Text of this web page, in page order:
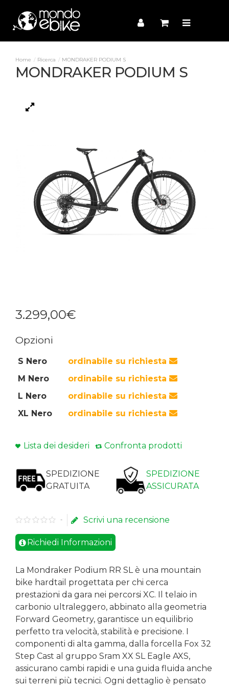
Ricerca MONDRAKER PODIUM S
MONDRAKER PODIUM S
3.299,00€
Opzioni
S Nero
ordinabile su richiesta
M Nero
ordinabile su richiesta
L Nero
ordinabile su richiesta
XL Nero
ordinabile su richiesta
Lista dei desideri Confronta prodotti
SPEDIZIONE
GRATUITA
SPEDIZIONE
ASSICURATA
- Scrivi una recensione
Richiedi Informazioni
La Mondraker Podium RR SLè una mountain
bike hardtail progettata per chi cerca
prestazioni da gara nei percorsi XC. Il telaio in
carbonio ultraleggero, abbinato alla geometria
Forward Geometry, garantisce un equilibrio
perfetto tra velocità, stabilità e precisione. I
componenti di alta gamma, dalla forcella Fox 32
Step Cast al gruppo Sram XX SL Eagle AXS,
assicurano cambi rapidi e una guida fluida anche
sui terreni più tecnici. Ogni dettaglio è pensato